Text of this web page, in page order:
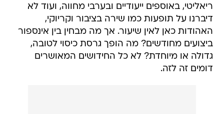
ריאליטי, באוספים ייעודיים ובערבי מחווה, ועוד לא
דיברנו על תופעות כמו שירה בציבור וקריוקי,
האהודות כאן לאין שיעור. אך מה מבחין בין אינספור
ביצועים מחודשים? מה הופך גרסת כיסוי לטובה,
גדולה או מיוחדת? לא כל החידושים המאושרים
דומים זה לזה.